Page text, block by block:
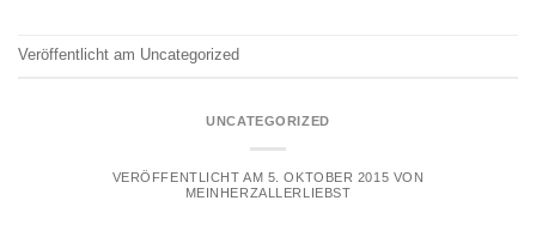
Veröffentlicht am Uncategorized
UNCATEGORIZED
VERÖFFENTLICHT AM 5. OKTOBER 2015 VON
MEINHERZALLERLIEBST